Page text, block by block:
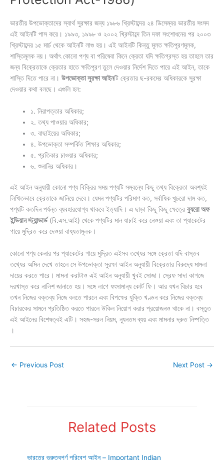
ভারতীয় উপভোক্তাদের স্বার্থ সুরক্ষার জন্য ১৯৮৬ খ্রিস্টাব্দের ২৪ ডিসেম্বর ভারতীয় সংসদ
এই আইনটি পাস করে। ১৯৯৩, ১৯৯৮ ও ২০০২ খ্রিস্টাব্দে তিন দফা সংশোধনের পর ২০০৩
খ্রিস্টাব্দের ১৫ মার্চ থেকে আইনটি লাগু হয়। এই আইনটি কিন্তু মূলত ক্ষতিপূরণমূলক,
শাস্তিমূলক নয়। অর্থাৎ কোনো পণ্য বা পরিষেবা কিনে ক্রেতা যদি ক্ষতিগ্রস্ত হয় তাহলে তার
জন্য বিক্রেতাকে ক্রেতার হাতে ক্ষতিপূরণ তুলে দেওয়ার নির্দেশ দিতে পারে এই আইন, তাকে
শাস্তি দিতে পারে না। উপভোক্তা সুরক্ষা আইনটি ক্রেতার ছ-রকমের অধিকারকে সুরক্ষা
দেওয়ার কথা বলছে। এগুলি হল:
১. নিরাপত্তার অধিকার;
২. তথ্য পাওয়ার অধিকার;
৩. বাছাইয়ের অধিকার;
৪. উপভোক্তা সম্পর্কিত শিক্ষার অধিকার;
৫. প্রতিকার চাওয়ার অধিকার;
৬. শুনানির অধিকার।
এই আইন অনুযায়ী কোনো পণ্য বিক্রির সময় পণ্যটি সম্বন্ধে কিছু তথ্য বিক্রেতা অবশ্যই
লিখিতভাবে ক্রেতাকে জানিয়ে দেবে। যেমন পণ্যটির পরিমাণ কত, সর্বাধিক খুচরো দাম কত,
পণ্যটি কতদিন পর্যন্ত ব্যবহারযোগ্য থাকবে ইত্যাদি। এ ছাড়া কিছু কিছু ক্ষেত্রে ব্যুরো অফ
ইন্ডিয়ান স্ট্যান্ডার্ড(বি.এস.আই) থেকে পণ্যটির মান যাচাই করে নেওয়া এবং তা প্যাকেটের
গায়ে মুদ্রিত করে দেওয়া বাধ্যতামূলক।
কোনো পণ্য কেনার পর প্যাকেটের গায়ে মুদ্রিত এইসব তথ্যের সঙ্গে ক্রেতা যদি বাস্তব
তথ্যের অমিল দেখে তাহলে সে উপভোক্তা সুরক্ষা আইন অনুযায়ী বিক্রেতার বিরুদ্ধে মামলা
দায়ের করতে পারে। মামলা করাটাও এই আইন অনুযায়ী খুবই সোজা। স্রেফ সাদা কাগজে
দরখাস্ত করে নালিশ জানাতে হয়। সঙ্গে লাগে যৎসামান্য কোর্ট ফি। আর যখন বিচার হবে
তখন নিজের বক্তব্য নিজে বলতে পারলে এবং বিপক্ষের যুক্তি খণ্ডন করে নিজের বক্তব্য
বিচারকের সামনে প্রতিষ্ঠিত করতে পারলে উকিল নিয়োগ করার প্রয়োজনও থাকে না। বস্তুত
এই আইনের বিশেষত্বই এটি। সহজ-সরল নিয়ম, ন্যূনতম ব্যয় এবং মামলার দ্রুত নিষ্পত্তি
।
← Previous Post Next Post →
Related Posts
ভারতের গুরুত্বপূর্ণ পরিবেশ আইন – Important Indian